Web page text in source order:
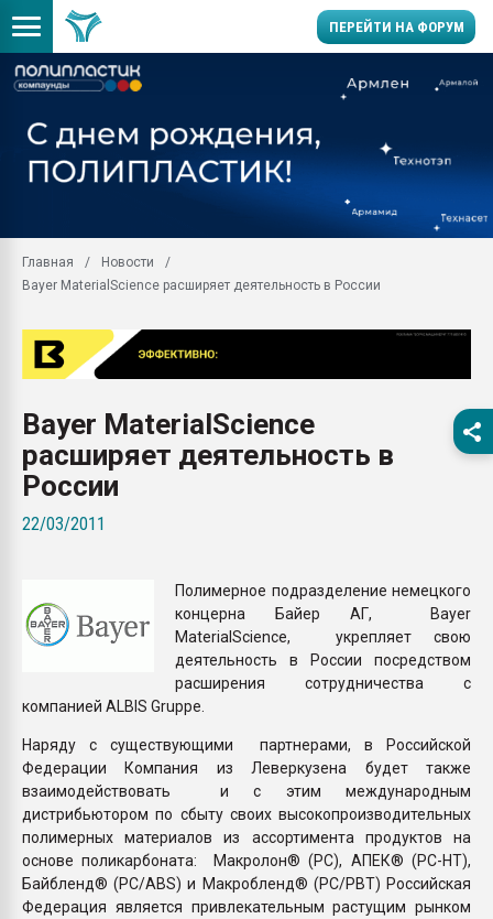
ПЕРЕЙТИ НА ФОРУМ
заводу пластмасс"
28.07.2026
28.07.2026
ПЕРЕЙТИ НА
Главная
Новости
Bayer MaterialScience расширяет деятельность в России
Bayer MaterialScience
расширяет деятельность в
России
22/03/2011
Полимерное подразделение немецкого
концерна Байер АГ, Bayer
MaterialScience, укрепляет свою
деятельность в России посредством
расширения сотрудничества с
компанией ALBIS Gruppe.
Наряду с существующими партнерами, в Российской
Федерации Компания из Леверкузена будет также
взаимодействовать и с этим международным
дистрибьютором по сбыту своих высокопроизводительных
полимерных материалов из ассортимента продуктов на
основе поликарбоната: Макролон® (PC), АПЕК® (PC-HT),
Байбленд® (PC/ABS) и Макробленд® (PC/PBT) Российская
Федерация является привлекательным растущим рынком